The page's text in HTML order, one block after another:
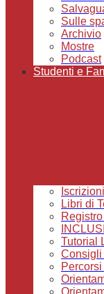
Sulle
Archivio
Mostre
Podcast
Studenti e
Libri di
Tutorial
Consigli